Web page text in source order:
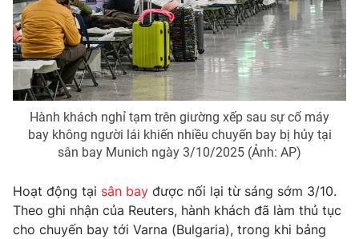
Hậu trường
Nhân vật
Khán giả
Giải sao mai
Điện ảnh
Âm nhạc
Sao
Đời sống
Du lịch
Làm đẹp
Chất lượng cuộc sống
Giáo dục
Tuyển sinh
Học trực tuyến
Công nghệ
Hitech Công nghệ tương lai
Sản phẩm
Thị trường
Lịch phát sóng
Hành khách nghỉ tạm trên giường xếp sau sự cố máy
bay không người lái khiến nhiều chuyến bay bị hủy tại
sân bay Munich ngày 3/10/2025 (Ảnh: AP)
Hoạt động tại sân bay được nối lại từ sáng sớm 3/10.
Theo ghi nhận của Reuters, hành khách đã làm thủ tục
cho chuyến bay tới Varna (Bulgaria), trong khi bảng